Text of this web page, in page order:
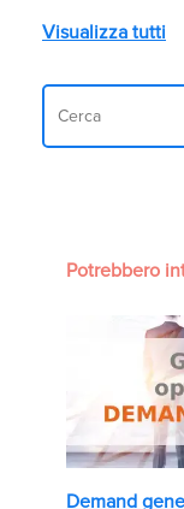
Visualizza tutti
Potrebbero
Demand